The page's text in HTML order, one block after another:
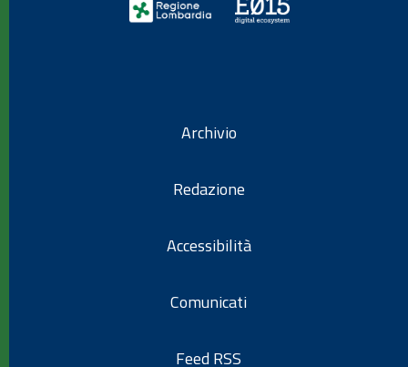
Archivio
Redazione
Accessibilità
Comunicati
Feed RSS